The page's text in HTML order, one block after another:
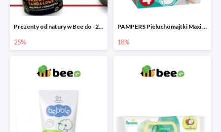
Prezenty od natury w Bee do -25%
25%
PAMPERS Pieluchomajtki Maxi Pants 4
18%